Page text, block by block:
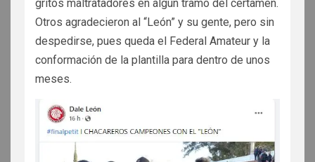
gritos maltratadores en algún tramo del certamen.
Otros agradecieron al “León” y su gente, pero sin
despedirse, pues queda el Federal Amateur y la
conformación de la plantilla para dentro de unos
meses.